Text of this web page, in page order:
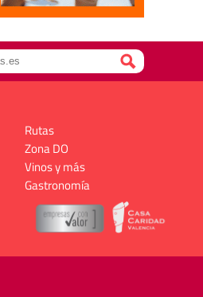
Rutas
Zona DO
Vinos y más
Gastronomía